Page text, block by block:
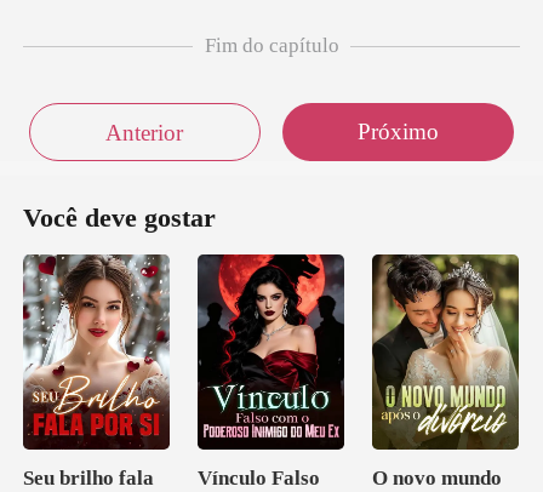
Fim do capítulo
Anterior Próximo
Você deve gostar
Seu brilho fala
Vínculo Falso
O novo mundo